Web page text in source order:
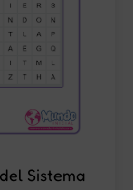
Sistema